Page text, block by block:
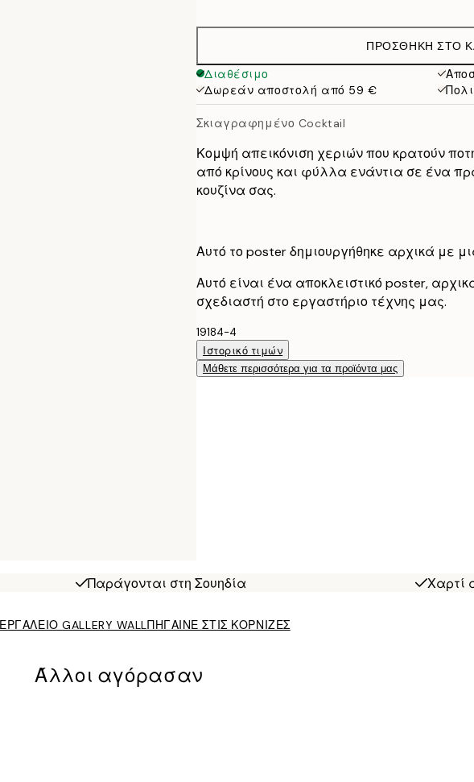
70x100 cm
ΠΡΟΣΘΉΚΗ ΣΤΟ
Διαθέσιμο
Δωρεάν αποστολή από 59 €
Σκιαγραφημένο Cocktail
Κομψή απεικόνιση χεριών που κρατούν
από κρίνους και φύλλα ενάντια σε ένα
κουζίνα σας.
Αυτό το poster δημιουργήθηκε αρχικά με
Αυτό είναι ένα αποκλειστικό poster,
σχεδιαστή στο εργαστήριο τέχνης μας.
19184-4
Ιστορικό τιμών
Μάθετε περισσότερα για τα προϊόντα μας
Παράγονται στη Σουηδία Χαρτί
ΕΡΓΑΛΕΙΟ GALLERY WALLΠΗΓΑΙΝΕ ΣΤΙΣ ΚΟΡΝΙΖΕΣ
Άλλοι αγόρασαν